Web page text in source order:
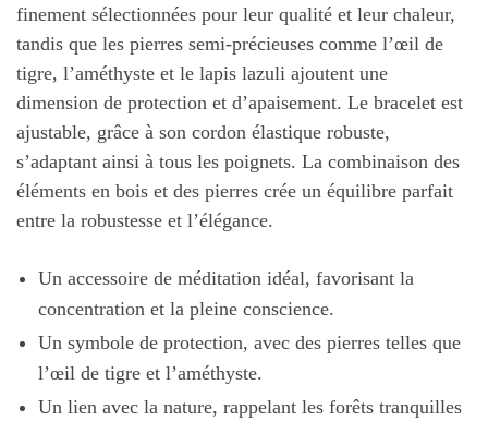
finement sélectionnées pour leur qualité et leur chaleur,
tandis que les pierres semi-précieuses comme l’œil de
tigre, l’améthyste et le lapis lazuli ajoutent une
dimension de protection et d’apaisement. Le bracelet est
ajustable, grâce à son cordon élastique robuste,
s’adaptant ainsi à tous les poignets. La combinaison des
éléments en bois et des pierres crée un équilibre parfait
entre la robustesse et l’élégance.
Un accessoire de méditation idéal, favorisant la
concentration et la pleine conscience.
Un symbole de protection, avec des pierres telles que
l’œil de tigre et l’améthyste.
Un lien avec la nature, rappelant les forêts tranquilles